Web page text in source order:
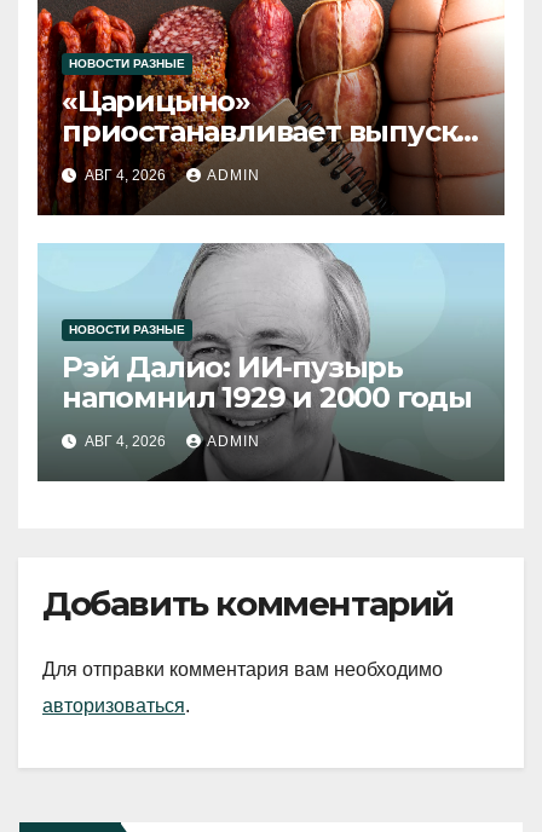
НОВОСТИ РАЗНЫЕ
«Царицыно»
приостанавливает выпуск
продукции
АВГ 4, 2026 ADMIN
НОВОСТИ РАЗНЫЕ
Рэй Далио: ИИ-пузырь
напомнил 1929 и 2000 годы
АВГ 4, 2026 ADMIN
Добавить комментарий
Для отправки комментария вам необходимо
авторизоваться.